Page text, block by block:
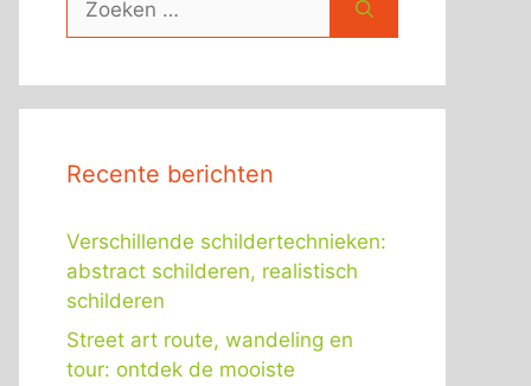
naar:
Recente berichten
Verschillende schildertechnieken:
abstract schilderen, realistisch
schilderen
Street art route, wandeling en
tour: ontdek de mooiste